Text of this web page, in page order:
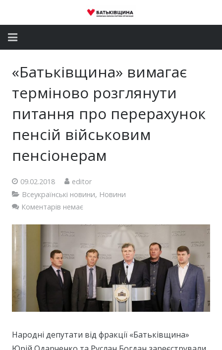
Депутатський корпус
Громадські приймальні
Контакти
«Батьківщина» вимагає
терміново розглянути
питання про перерахунок
пенсій військовим
пенсіонерам
09.02.2018
editor
Всеукраїнські новини, Новини
Коментарів немає
Народні депутати від фракції «Батьківщина»